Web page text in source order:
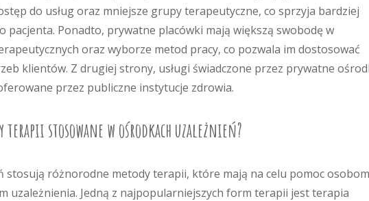
do usług oraz mniejsze grupy terapeutyczne, co sprzyja bardziej
pacjenta. Ponadto, prywatne placówki mają większą swobodę w
oraz wyborze metod pracy, co pozwala im dostosować
klientów. Z drugiej strony, usługi świadczone przez prywatne
przez publiczne instytucje zdrowia.
terapii stosowane w ośrodkach uzależnień?
stosują różnorodne metody terapii, które mają na celu pomoc osobom
uzależnienia. Jedną z najpopularniejszych form terapii jest terapia